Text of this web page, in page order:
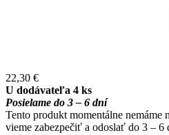
22,30 €
U dodávateľa 4 ks
Posielame do 3 – 6 dní
Tento produkt momentálne nemáme
vieme zabezpečiť a odoslať do 3 – 6